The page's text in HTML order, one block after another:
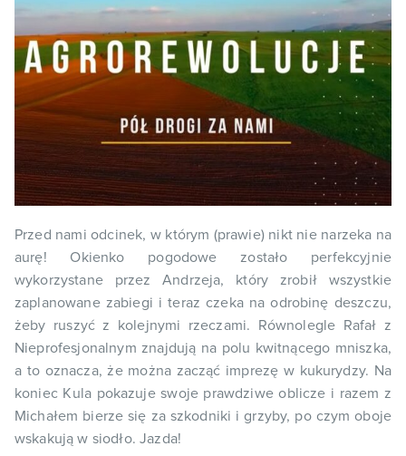
Przed nami odcinek, w którym (prawie) nikt nie narzeka na
aurę! Okienko pogodowe zostało perfekcyjnie
wykorzystane przez Andrzeja, który zrobił wszystkie
zaplanowane zabiegi i teraz czeka na odrobinę deszczu,
żeby ruszyć z kolejnymi rzeczami. Równolegle Rafał z
Nieprofesjonalnym znajdują na polu kwitnącego mniszka,
a to oznacza, że można zacząć imprezę w kukurydzy. Na
koniec Kula pokazuje swoje prawdziwe oblicze i razem z
Michałem bierze się za szkodniki i grzyby, po czym oboje
wskakują w siodło. Jazda!